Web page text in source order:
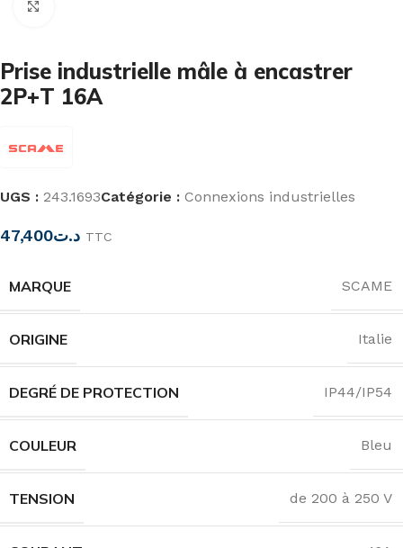
Prise industrielle mâle à encastrer
2P+T 16A
UGS : 243.1693Catégorie : Connexions industrielles
د.ت47,400 TTC
MARQUE SCAME
ORIGINE Italie
DEGRÉ DE PROTECTION IP44/IP54
COULEUR Bleu
TENSION de 200 à 250 V